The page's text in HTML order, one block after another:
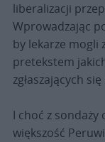
liberalizacji
Wprowadzając
by lekarze mogli
pretekstem
zgłaszających
I choć z sondaży
większość